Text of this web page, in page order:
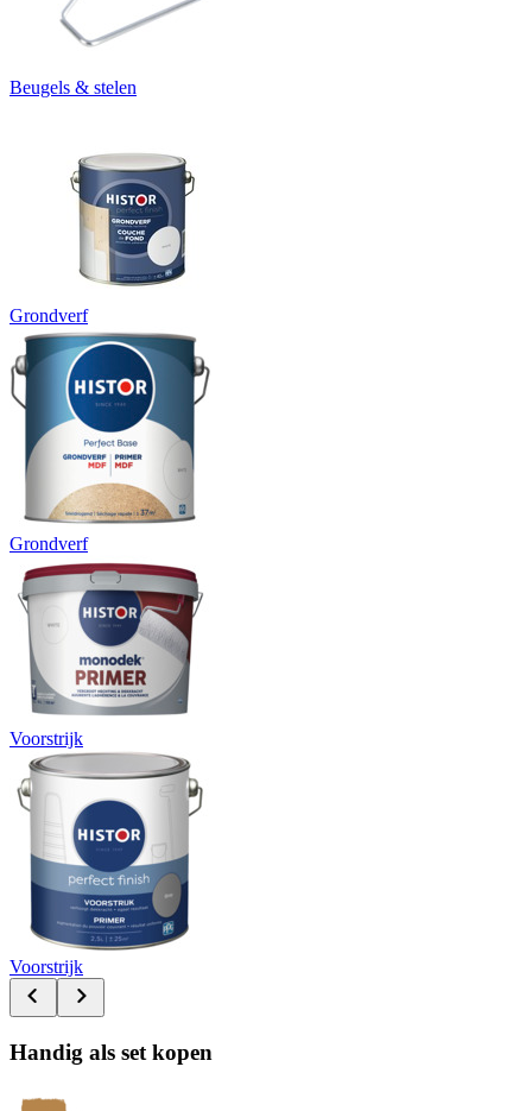
Beugels & stelen
Grondverf
Grondverf
Voorstrijk
Voorstrijk
Handig als set kopen